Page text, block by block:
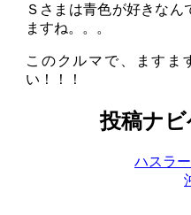
Ｓさまは青色が好きなん
ますね。。。
このクルマで、ますま
い！！！
投稿ナ
ハスラ